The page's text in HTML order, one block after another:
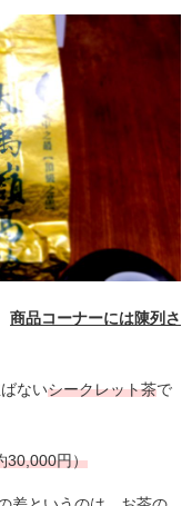
商品コーナーには陳列さ
ないシークレット茶で
30,000円）